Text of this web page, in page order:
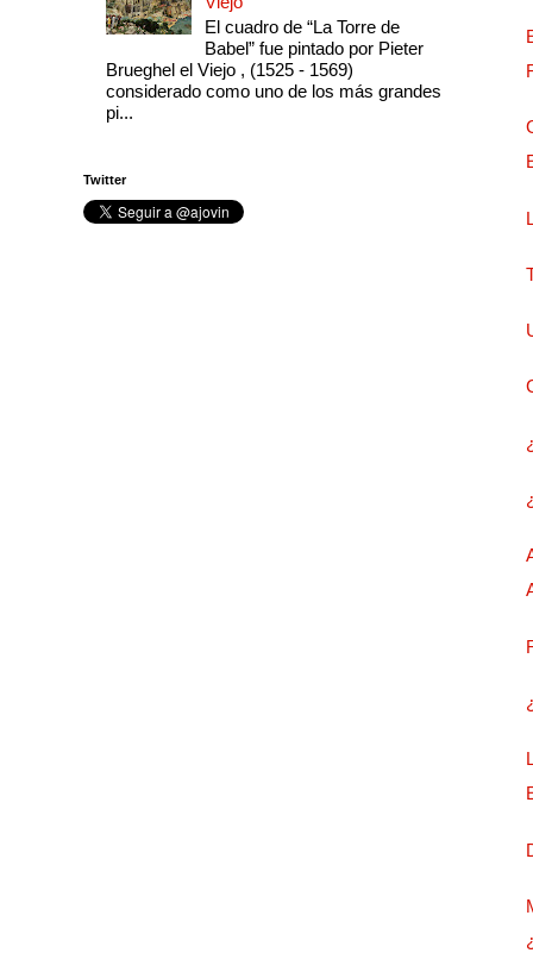
El cuadro de “La Torre de
Babel” fue pintado por Pieter
Brueghel el Viejo , (1525 - 1569)
considerado como uno de los más grandes
pi...
Twitter